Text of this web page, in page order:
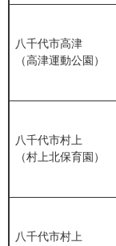
八千代市高津
（高津運動公園）
八千代市村上
（村上北保育園）
八千代市村上